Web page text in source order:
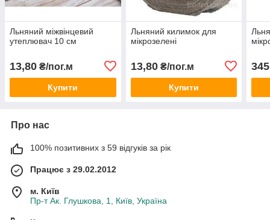
Льняний міжвінцевий
утеплювач 10 см
13,80 ₴/пог.м
Купити
Льняний килимок для
мікрозелені
13,80₴/пог.м
Купити
345
Про нас
100% позитивних з 59 відгуків за рік
Працює з 29.02.2012
м. Київ
Пр-т Ак. Глушкова, 1, Київ, Україна